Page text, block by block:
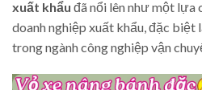
xuất khẩu đã nổi lên như một lựa
doanh nghiệp xuất khẩu, đặc biệt
trong ngành công nghiệp vận